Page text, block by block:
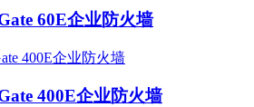
60E企业防火墙
400E企业防火墙